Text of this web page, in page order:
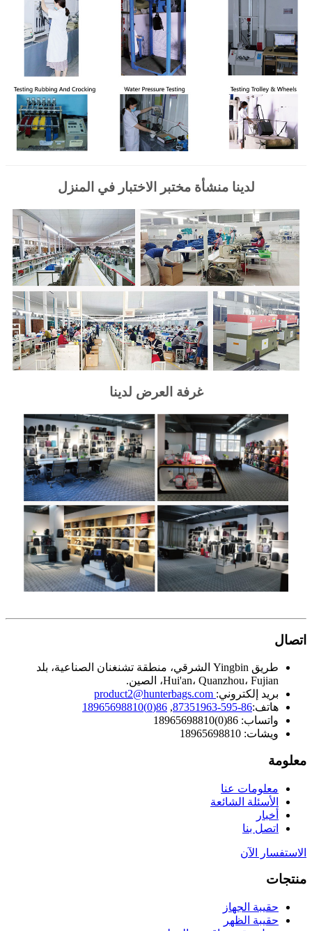
لدينا منشأة مختبر الاختبار في المنزل
غرفة العرض لدينا
اتصال
طريق Yingbin الشرقي، منطقة تشنغنان الصناعية، بلد
Hui'an، Quanzhou، Fujian، الصين.
بريد إلكتروني:
هاتف:86-595-87351963
,
86(0)18965698810
واتساب: 86(0)18965698810
ويشات: 18965698810
معلومة
معلومات عنا
الأسئلة الشائعة
أخبار
اتصل بنا
الاستفسار الآن
منتجات
حقيبة الجهاز
حقيبة الظهر